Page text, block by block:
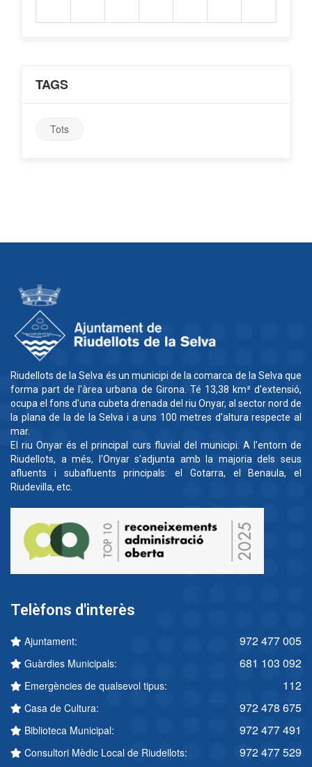
TAGS
Tots
Riudellots de la Selva és un municipi de la comarca de la Selva que
forma part de l'àrea urbana de Girona. Té 13,38 km² d'extensió,
ocupa el fons d'una cubeta drenada del riu Onyar, al sector nord de
la plana de la de la Selva i a uns 100 metres d'altura respecte al
mar.
El riu Onyar és el principal curs fluvial del municipi. A l'entorn de
Riudellots, a més, l'Onyar s'adjunta amb la majoria dels seus
afluents i subafluents principals: el Gotarra, el Benaula, el
Riudevilla, etc.
Telèfons d'interès
Ajuntament: 972 477 005
Guàrdies Municipals: 681 103 092
Emergències de qualsevol tipus: 112
Casa de Cultura: 972 478 675
Biblioteca Municipal: 972 477 491
Consultori Mèdic Local de Riudellots:
972 477 529